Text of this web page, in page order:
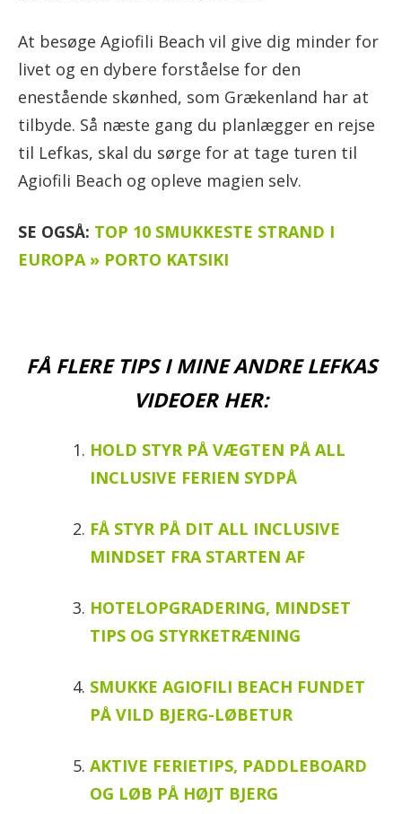
At besøge Agiofili Beach vil give dig minder for
livet og en dybere forståelse for den
enestående skønhed, som Grækenland har at
tilbyde. Så næste gang du planlægger en rejse
til Lefkas, skal du sørge for at tage turen til
Agiofili Beach og opleve magien selv.
SE OGSÅ: TOP 10 SMUKKESTE STRAND I
EUROPA » PORTO KATSIKI
FÅ FLERE TIPS I MINE ANDRE LEFKAS
VIDEOER HER:
HOLD STYR PÅ VÆGTEN PÅ ALL
INCLUSIVE FERIEN SYDPÅ
FÅ STYR PÅ DIT ALL INCLUSIVE
MINDSET FRA STARTEN AF
HOTELOPGRADERING, MINDSET
TIPS OG STYRKETRÆNING
SMUKKE AGIOFILI BEACH FUNDET
PÅ VILD BJERG-LØBETUR
AKTIVE FERIETIPS, PADDLEBOARD
OG LØB PÅ HØJT BJERG